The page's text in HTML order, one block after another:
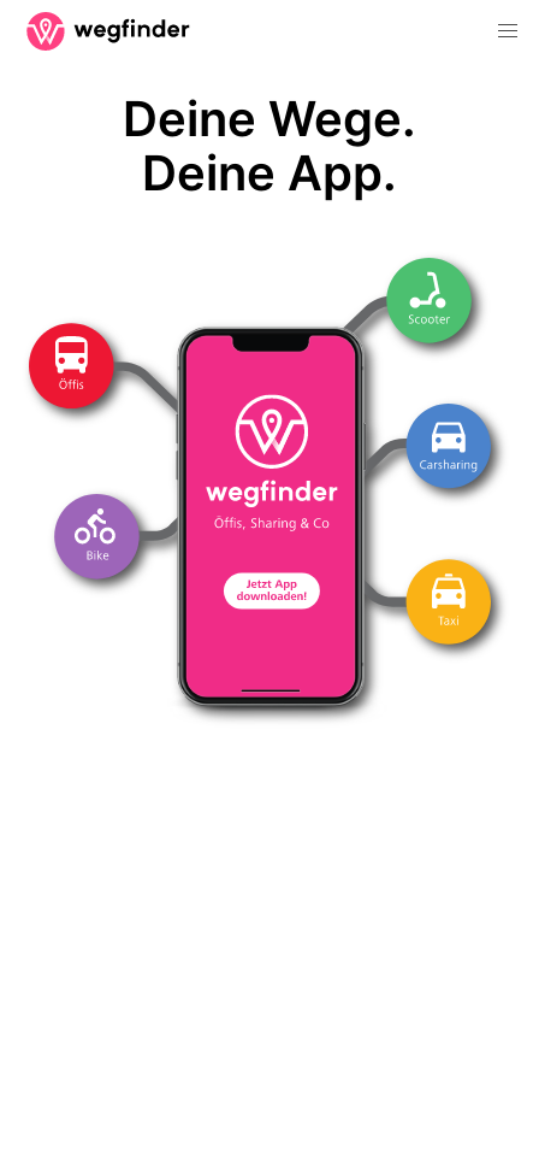
Deine Wege.
Deine App.